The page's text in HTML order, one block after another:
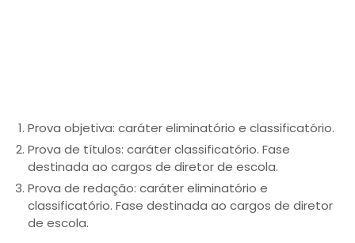
Prova objetiva: caráter eliminatório e classificatório.
Prova de títulos: caráter classificatório. Fase
destinada ao cargos de diretor de escola.
Prova de redação: caráter eliminatório e
classificatório. Fase destinada ao cargos de diretor
de escola.